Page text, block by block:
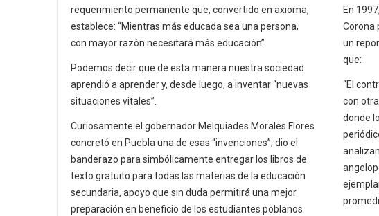
requerimiento permanente que, convertido en axioma,
establece: “Mientras más educada sea una persona,
con mayor razón necesitará más educación”.
Podemos decir que de esta manera nuestra sociedad
aprendió a aprender y, desde luego, a inventar “nuevas
situaciones vitales”.
Curiosamente el gobernador Melquiades Morales Flores
concretó en Puebla una de esas “invenciones”; dio el
banderazo para simbólicamente entregar los libros de
texto gratuito para todas las materias de la educación
secundaria, apoyo que sin duda permitirá una mejor
preparación en beneficio de los estudiantes poblanos
En
Corona
un
que:
“El
con
donde